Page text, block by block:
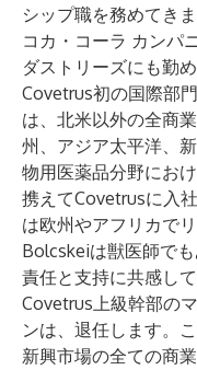
シップ職を務めてき
コカ・コーラ カンパ
ダストリーズにも勤め
Covetrus初の国際部
は、北米以外の全商
州、アジア太平洋、
物用医薬品分野にお
携えてCovetrusに入
は欧州やアフリカで
Bolcskeiは獣医師で
責任と支持に共感して
Covetrus上級幹部の
ンは、退任します。
新興市場の全ての商